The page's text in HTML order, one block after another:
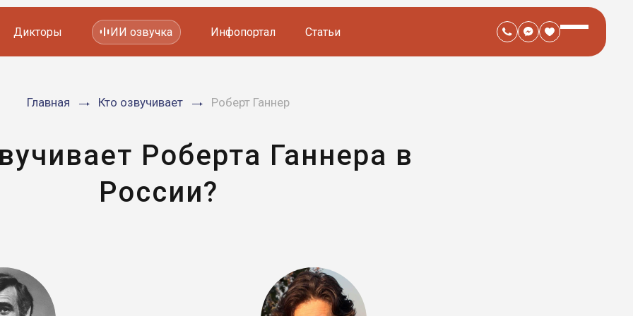
Мультфильмов
Дикторы ИИ озвучка Инфопортал Статьи
Главная Кто озвучивает Роберт Ганнер
Роберта Ганнера в
России?